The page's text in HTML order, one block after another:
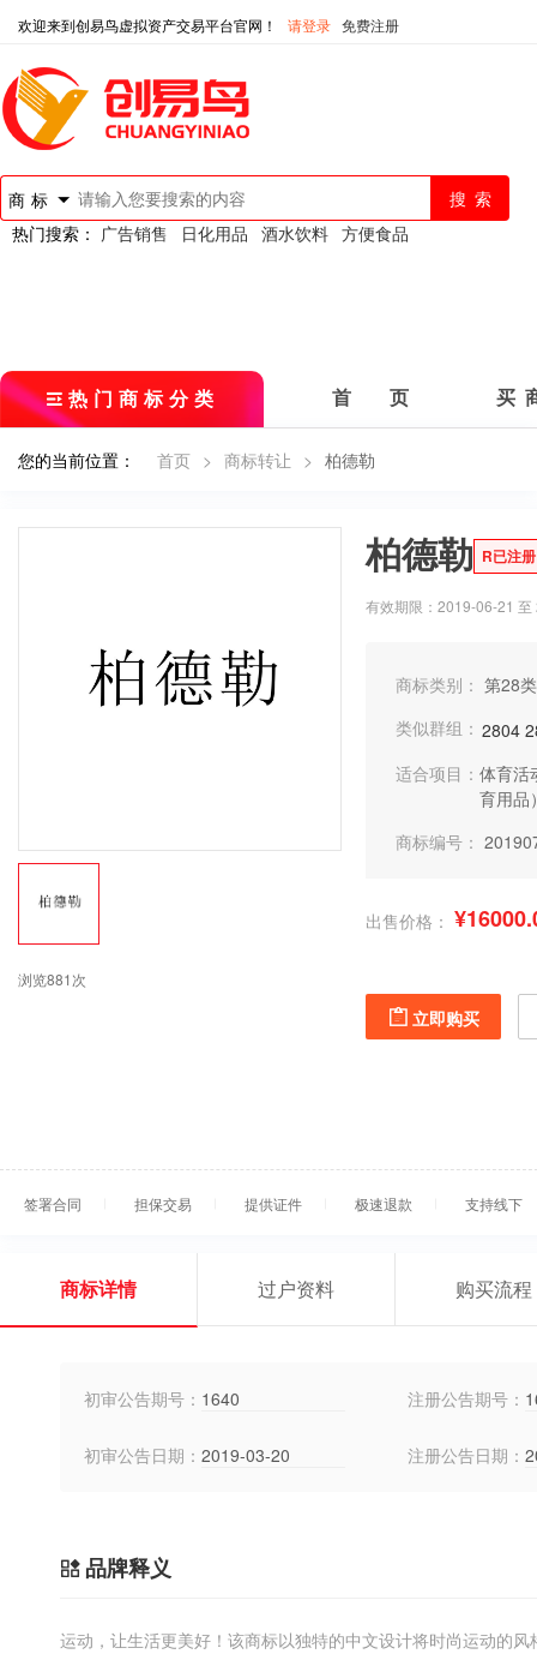
欢迎来到创易鸟虚拟资产交易平台官网！ 请登录 免费注册
商标
热门搜索： 广告销售 日化用品 酒水饮料 方便食品
热门商标分类 首 页 买
您的当前位置： 首页 > 商标转让 > 柏德勒
浏览881次
柏德勒 R已注册
有效期限：2019-06-21
商标类别： 第28
类似群组： 2804
适合项目： 体育活
育用品
商标编号：
出售价格：
立即购买
签署合同 担保交易 提供证件 极速退款 支持线下
商标详情 过户资料 购买流程
初审公告期号： 1640 注册公告期号：
初审公告日期： 2019-03-20 注册公告日期：
品牌释义
运动，让生活更美好！该商标以独特的中文设计将时尚运动的